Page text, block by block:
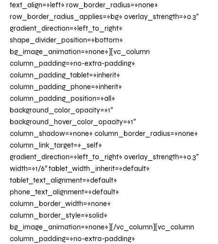
text_align=»left» row_border_radius=»none»
row_border_radius_applies=»bg» overlay_strength=»0.3″
gradient_direction=»left_to_right»
shape_divider_position=»bottom»
bg_image_animation=»none»][vc_column
column_padding=»no-extra-padding»
column_padding_tablet=»inherit»
column_padding_phone=»inherit»
column_padding_position=»all»
background_color_opacity=»1″
background_hover_color_opacity=»1″
column_shadow=»none» column_border_radius=»none»
column_link_target=»_self»
gradient_direction=»left_to_right» overlay_strength=»0.3″
width=»1/6″ tablet_width_inherit=»default»
tablet_text_alignment=»default»
phone_text_alignment=»default»
column_border_width=»none»
column_border_style=»solid»
bg_image_animation=»none»][/vc_column][vc_column
column_padding=»no-extra-padding»